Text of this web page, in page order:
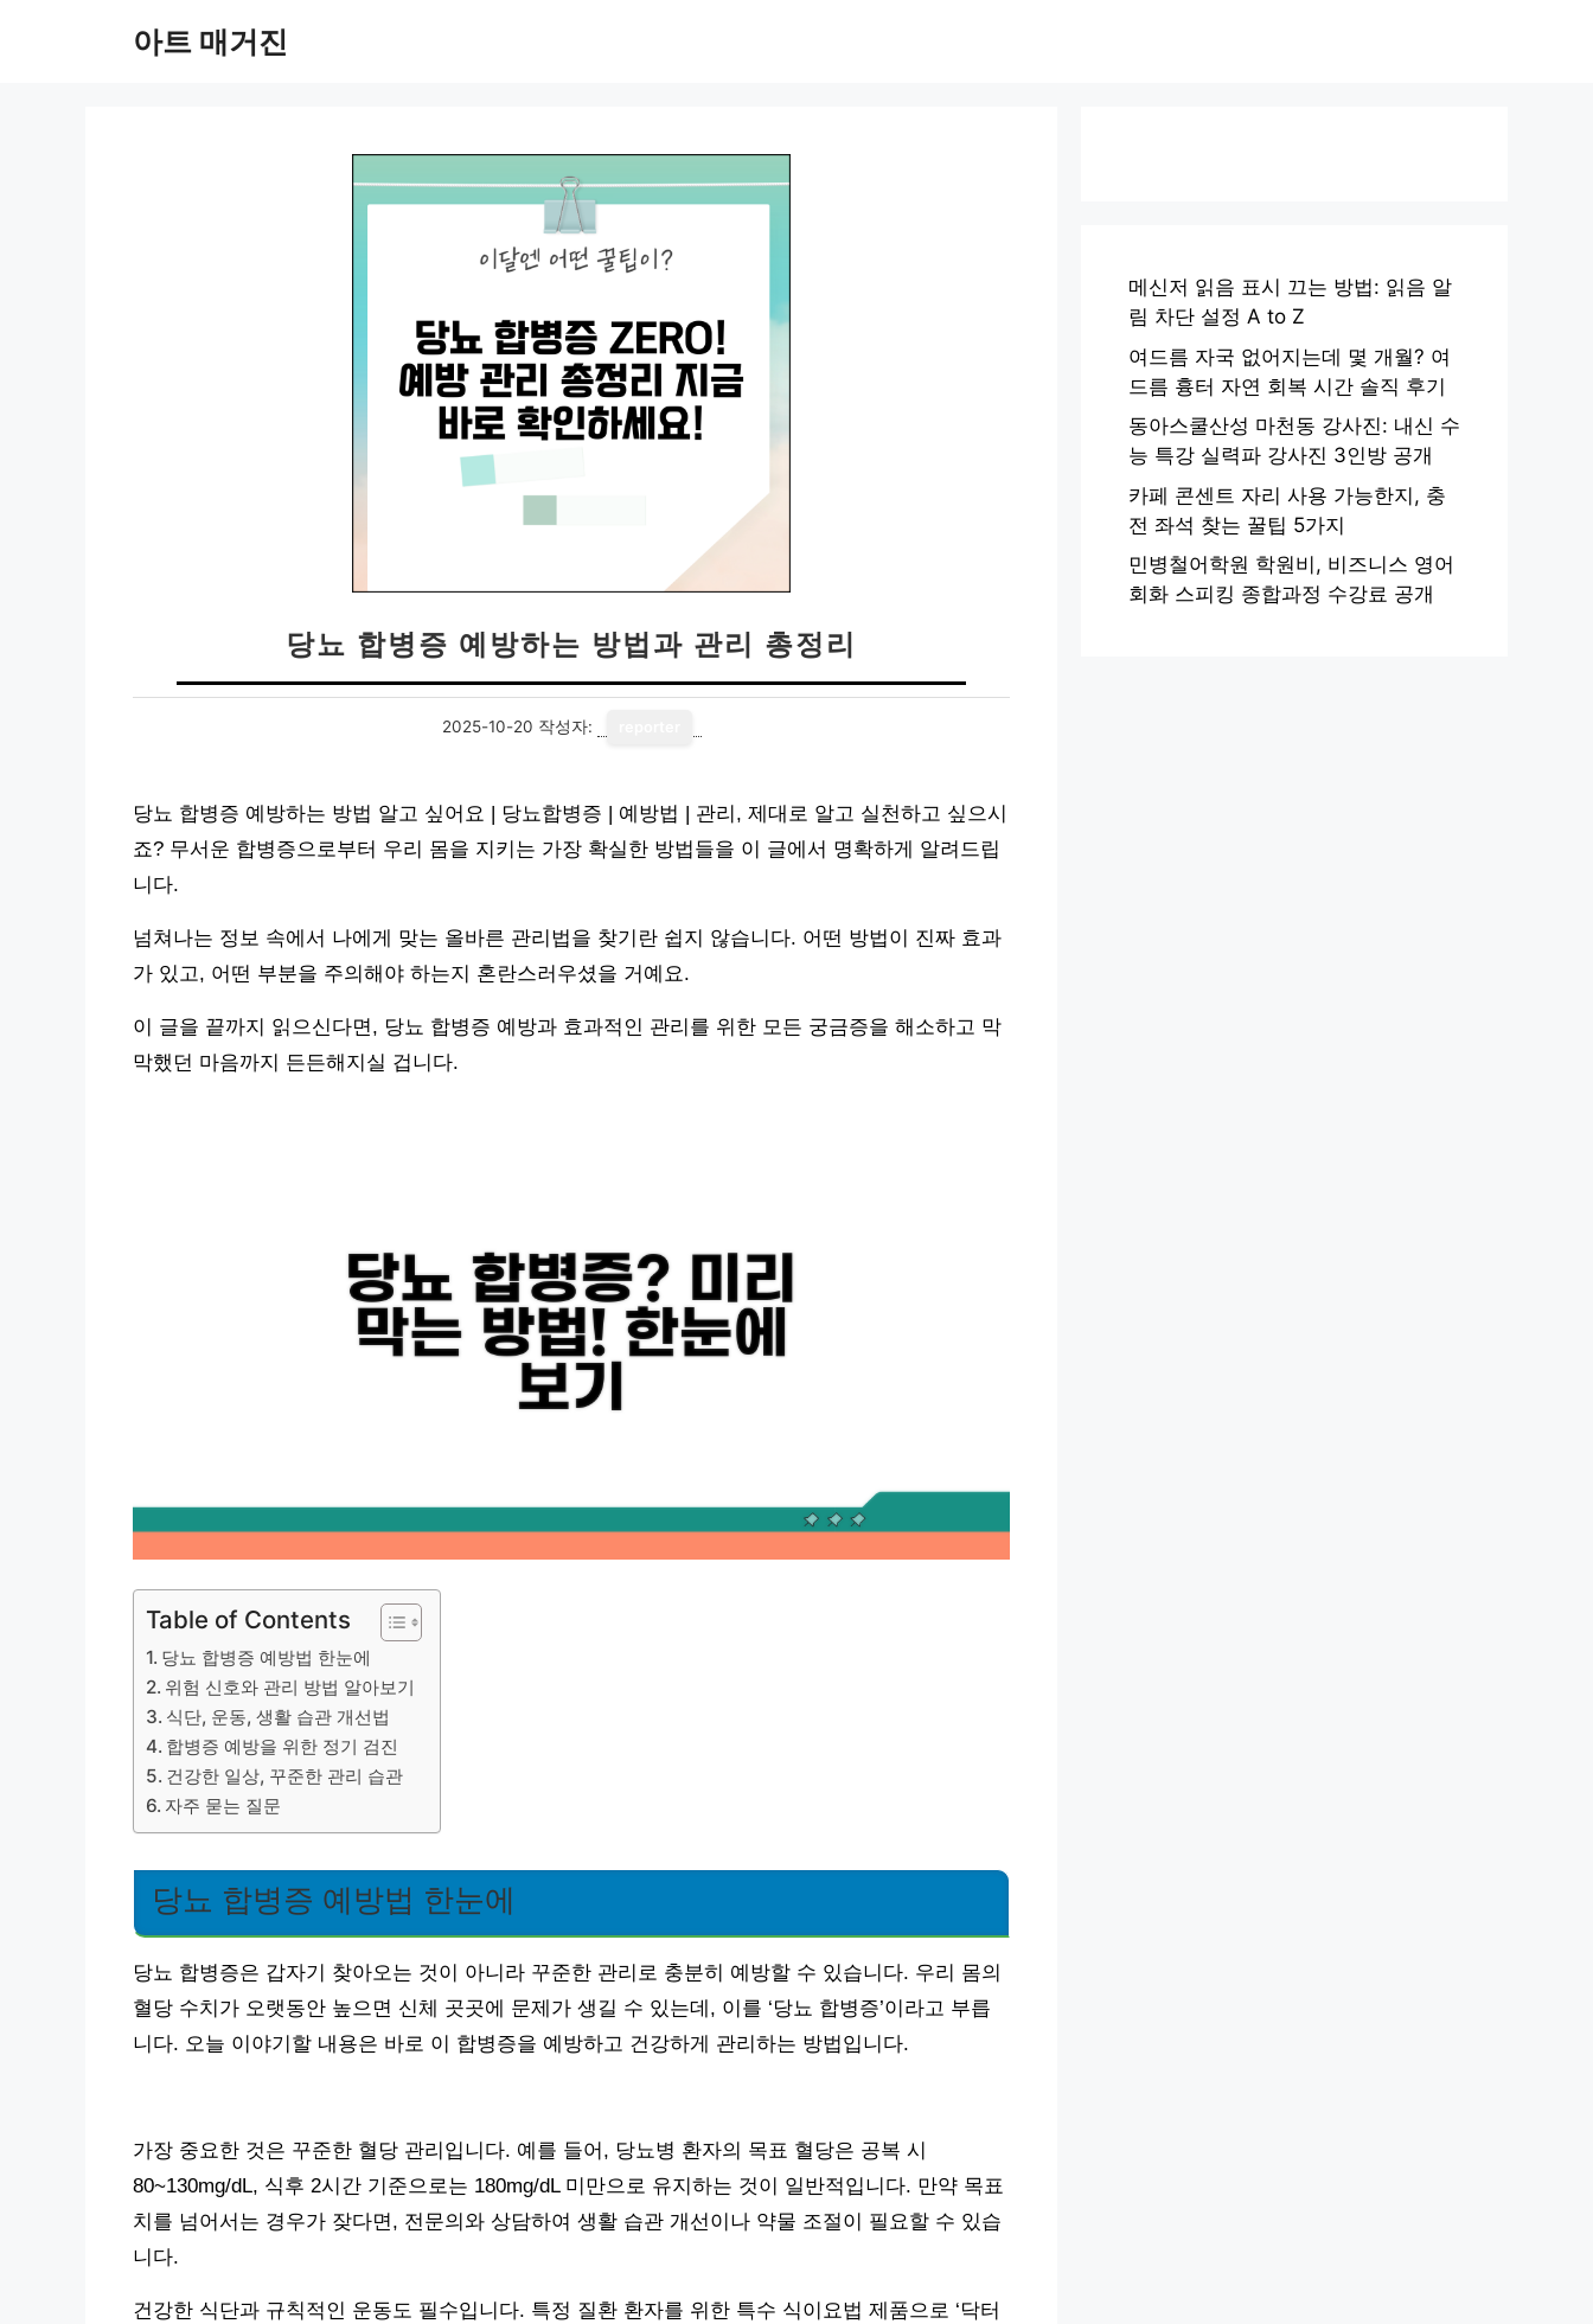
아트 매거진
당뇨 합병증 예방하는 방법과 관리 총정리
2025-10-20 작성자:
당뇨 합병증 예방하는 방법 알고 싶어요 | 당뇨합병증 | 예방법 | 관리, 제대로 알고 실천하고 싶으시
죠? 무서운 합병증으로부터 우리 몸을 지키는 가장 확실한 방법들을 이 글에서 명확하게 알려드립
니다.
넘쳐나는 정보 속에서 나에게 맞는 올바른 관리법을 찾기란 쉽지 않습니다. 어떤 방법이 진짜 효과
가 있고, 어떤 부분을 주의해야 하는지 혼란스러우셨을 거예요.
이 글을 끝까지 읽으신다면, 당뇨 합병증 예방과 효과적인 관리를 위한 모든 궁금증을 해소하고 막
막했던 마음까지 든든해지실 겁니다.
Table of Contents
당뇨 합병증 예방법 한눈에
위험 신호와 관리 방법 알아보기
식단, 운동, 생활 습관 개선법
합병증 예방을 위한 정기 검진
건강한 일상, 꾸준한 관리 습관
자주 묻는 질문
당뇨 합병증 예방법 한눈에
당뇨 합병증은 갑자기 찾아오는 것이 아니라 꾸준한 관리로 충분히 예방할 수 있습니다. 우리 몸의
혈당 수치가 오랫동안 높으면 신체 곳곳에 문제가 생길 수 있는데, 이를 ‘당뇨 합병증’이라고 부릅
니다. 오늘 이야기할 내용은 바로 이 합병증을 예방하고 건강하게 관리하는 방법입니다.
가장 중요한 것은 꾸준한 혈당 관리입니다. 예를 들어, 당뇨병 환자의 목표 혈당은 공복 시
80~130mg/dL, 식후 2시간 기준으로는 180mg/dL 미만으로 유지하는 것이 일반적입니다. 만약 목표
치를 넘어서는 경우가 잦다면, 전문의와 상담하여 생활 습관 개선이나 약물 조절이 필요할 수 있습
니다.
건강한 식단과 규칙적인 운동도 필수입니다. 특정 질환 환자를 위한 특수 식이요법 제품으로 ‘닥터
메신저 읽음 표시 끄는 방법: 읽음 알
림 차단 설정 A to Z
여드름 자국 없어지는데 몇 개월? 여
드름 흉터 자연 회복 시간 솔직 후기
동아스쿨산성 마천동 강사진: 내신 수
능 특강 실력파 강사진 3인방 공개
카페 콘센트 자리 사용 가능한지, 충
전 좌석 찾는 꿀팁 5가지
민병철어학원 학원비, 비즈니스 영어
회화 스피킹 종합과정 수강료 공개